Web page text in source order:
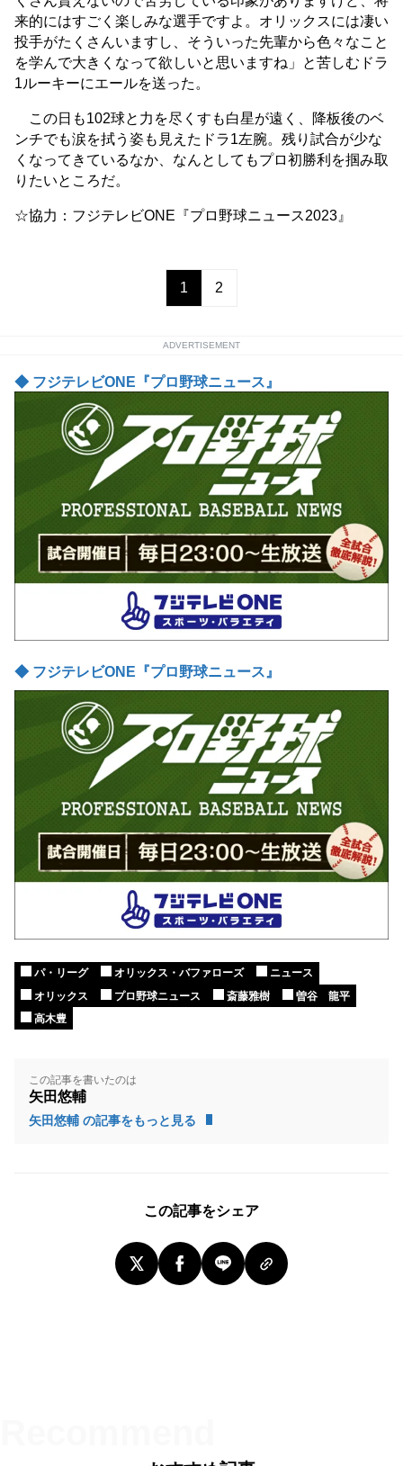
来的にはすごく楽しみな選手ですよ。オリックスには凄い
投手がたくさんいますし、そういった先輩から色々なこと
を学んで大きくなって欲しいと思いますね」と苦しむドラ
1ルーキーにエールを送った。
この日も102球と力を尽くすも白星が遠く、降板後のベ
ンチでも涙を拭う姿も見えたドラ1左腕。残り試合が少な
くなってきているなか、なんとしてもプロ初勝利を掴み取
りたいところだ。
☆協力：フジテレビONE『プロ野球ニュース2023』
1 2
ADVERTISEMENT
◆ フジテレビONE『プロ野球ニュース』
◆ フジテレビONE『プロ野球ニュース』
パ・リーグ オリックス・バファローズ
ニュース
オリックス
プロ野球ニュース 斎藤雅樹
曽谷 龍平
高木豊
この記事を書いたのは
矢田悠輔
矢田悠輔 の記事をもっと見る
この記事をシェア